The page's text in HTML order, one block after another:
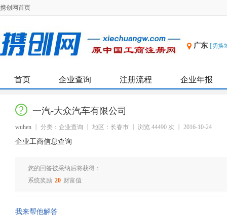
携创网首页
广东 [切换
首页 企业查询 注册流程 企业年报
一汽-大众汽车有限公司
wuhen 分类：企业查询 地区：长春市 浏览 44490 次 2016-10-24
企业工商信息查询
您的回答被采纳后将获得：
系统奖励 20 财富值
我来帮他解答